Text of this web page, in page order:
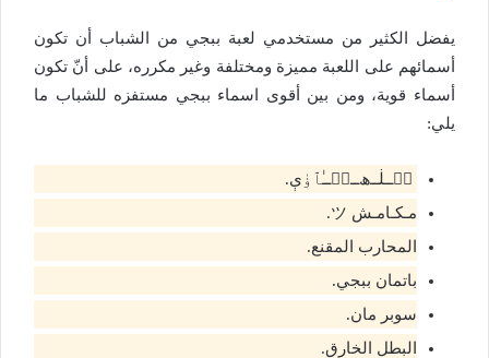
يفضل الكثير من مستخدمي لعبة ببجي من الشباب أن تكون
أسمائهم على اللعبة مميزة ومختلفة وغير مكرره، على أنّ تكون
أسماء قوية، ومن بين أقوى اسماء ببجي مستفزه للشباب ما
يلي:
مۘــڶــﮪــمۘــٰٱ̍ۏې.
مـكـامـش ツ.
المحارب المقنع.
باتمان ببجي.
سوبر مان.
البطل الخارق.